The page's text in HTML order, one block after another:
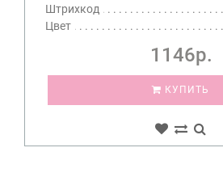
Штрихкод
Цвет
1146р.
КУПИТЬ